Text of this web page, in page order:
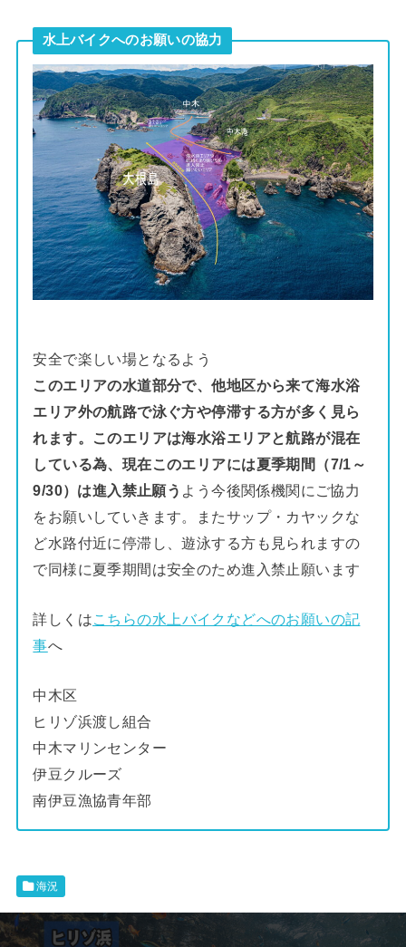
水上バイクへのお願いの協力
安全で楽しい場となるよう
このエリアの水道部分で、他地区から来て海水浴
エリア外の航路で泳ぐ方や停滞する方が多く見ら
れます。このエリアは海水浴エリアと航路が混在
している為、現在このエリアには夏季期間（7/1～
9/30）は進入禁止願う よう今後関係機関にご協力
をお願いしていきます。またサップ・カヤックな
ど水路付近に停滞し、遊泳する方も見られますの
で同様に夏季期間は安全のため進入禁止願います
詳しくはこちらの水上バイクなどへのお願いの記
事へ
中木区
ヒリゾ浜渡し組合
中木マリンセンター
伊豆クルーズ
南伊豆漁協青年部
海況